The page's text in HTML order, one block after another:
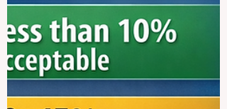
Business School viel mehr als nur eine
bekannte Marke. Sie überzeugt durch gute
Lehre, internationale Offenheit, Nähe zur
Wirtschaft, moderne Inhalte, starke
Netzwerke und die Fähigkeit, Studierende
auf eine komplexe globale